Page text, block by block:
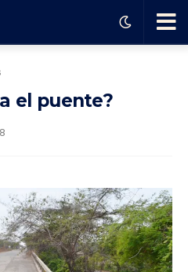
con
el
el puente?